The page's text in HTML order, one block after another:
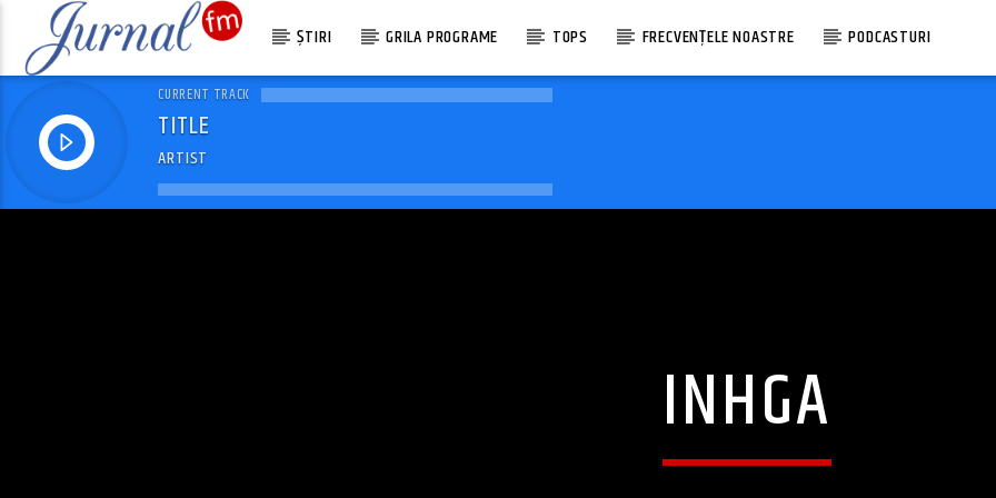
ȘTIRI GRILA PROGRAME TOPS FRECVENȚELE NOASTRE PODCASTURI
CURRENT TRACK
TITLE
ARTIST
INHGA